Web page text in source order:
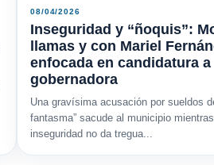
08/04/2026
Inseguridad y “ñoquis”:
llamas y con Mariel
enfocada en candidatura a
gobernadora
Una gravísima acusación por sueldos
fantasma” sacude al municipio
inseguridad no da tregua...